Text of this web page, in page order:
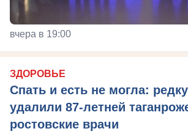
вчера в 19:00
ЗДОРОВЬЕ
Спать и есть не могла:
удалили 87-летней
ростовские врачи